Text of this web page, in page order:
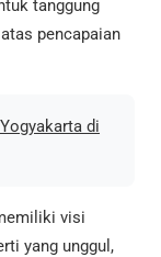
tanggung
pencapaian
di
visi
yang unggul,